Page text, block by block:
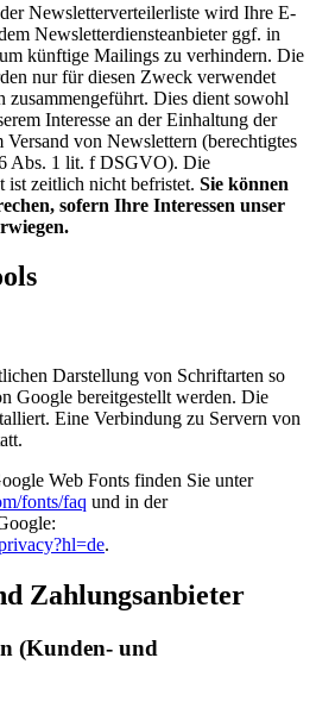
Newsletterverteilerliste wird Ihre E-
Newsletterdiensteanbieter ggf. in
künftige Mailings zu verhindern. Die
nur für diesen Zweck verwendet
zusammengeführt. Dies dient sowohl
Interesse an der Einhaltung der
Versand von Newslettern (berechtigtes
Abs. 1 lit. f DSGVO). Die
ist zeitlich nicht befristet. Sie können
sofern Ihre Interessen unser
Darstellung von Schriftarten so
Google bereitgestellt werden. Die
Eine Verbindung zu Servern von
Web Fonts finden Sie unter
fonts/faq und in der
.
Zahlungsanbieter
(Kunden- und